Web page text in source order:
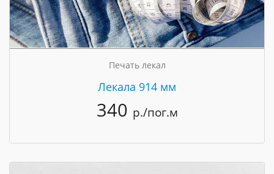
Печать лекал
Лекала 914 мм
340 р./пог.м